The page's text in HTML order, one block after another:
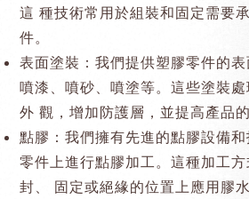
這 種技術常用於組裝和固定需要
件。
表面塗裝：我們提供塑膠零件的
噴漆、噴砂、噴塗等。這些塗裝
外 觀，增加防護層，並提高產品
點膠：我們擁有先進的點膠設備
零件上進行點膠加工。這種加工
封、 固定或絕緣的位置上應用膠